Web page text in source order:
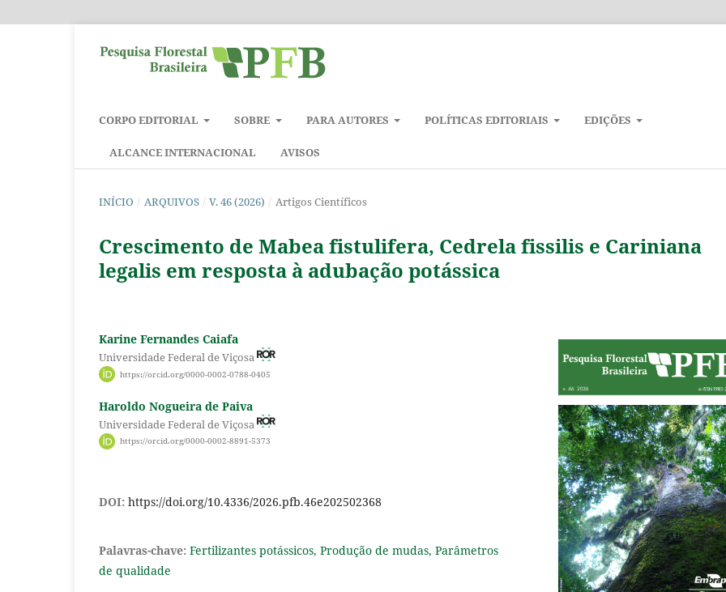
CORPO EDITORIAL SOBRE PARA AUTORES POLÍTICAS EDITORIAIS EDIÇÕES
ALCANCE INTERNACIONAL AVISOS
INÍCIO / ARQUIVOS / V. 46 (2026) / Artigos Científicos
Crescimento de Mabea fistulifera, Cedrela fissilis e Cariniana
legalis em resposta à adubação potássica
Karine Fernandes Caiafa
Universidade Federal de Viçosa
https://orcid.org/0000-0002-0788-0405
Haroldo Nogueira de Paiva
Universidade Federal de Viçosa
https://orcid.org/0000-0002-8891-5373
DOI: https://doi.org/10.4336/2026.pfb.46e202502368
Palavras-chave: Fertilizantes potássicos, Produção de mudas, Parâmetros
de qualidade